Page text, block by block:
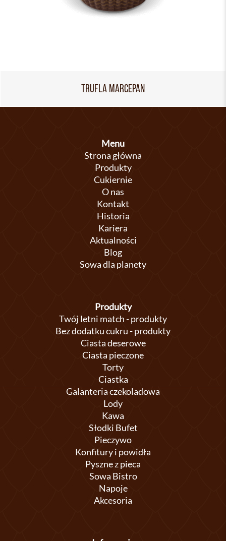
TRUFLA MARCEPAN
Menu
Strona główna
Produkty
Cukiernie
O nas
Kontakt
Historia
Kariera
Aktualności
Blog
Sowa dla planety
Produkty
Twój letni match - produkty
Bez dodatku cukru - produkty
Ciasta deserowe
Ciasta pieczone
Torty
Ciastka
Galanteria czekoladowa
Lody
Kawa
Słodki Bufet
Pieczywo
Konfitury i powidła
Pyszne z pieca
Sowa Bistro
Napoje
Akcesoria